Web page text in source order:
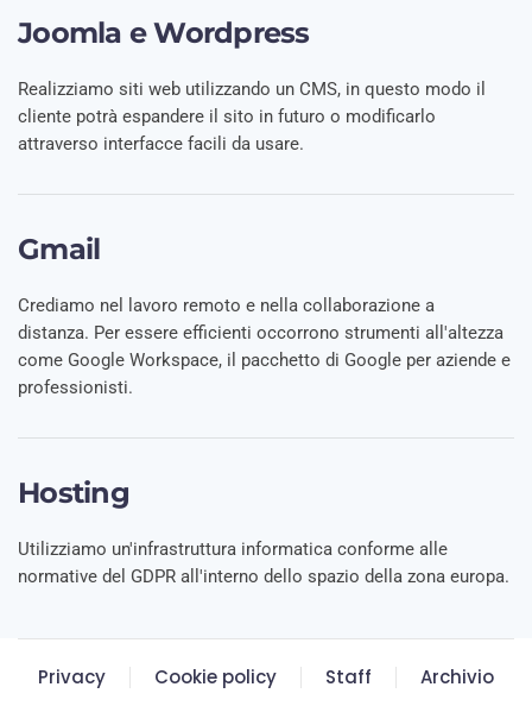
Joomla e Wordpress
Realizziamo siti web utilizzando un CMS, in questo modo il
cliente potrà espandere il sito in futuro o modificarlo
attraverso interfacce facili da usare.
Gmail
Crediamo nel lavoro remoto e nella collaborazione a
distanza. Per essere efficienti occorrono strumenti all'altezza
come Google Workspace, il pacchetto di Google per aziende e
professionisti.
Hosting
Utilizziamo un'infrastruttura informatica conforme alle
normative del GDPR all'interno dello spazio della zona europa.
Privacy Cookie policy Staff
Archivio